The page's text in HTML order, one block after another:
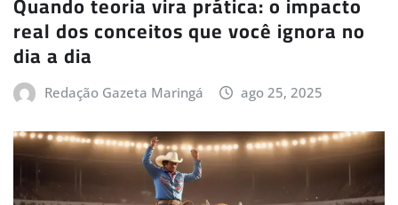
real dos conceitos que você ignora no
dia a dia
Redação Gazeta Maringá ago 25, 2025